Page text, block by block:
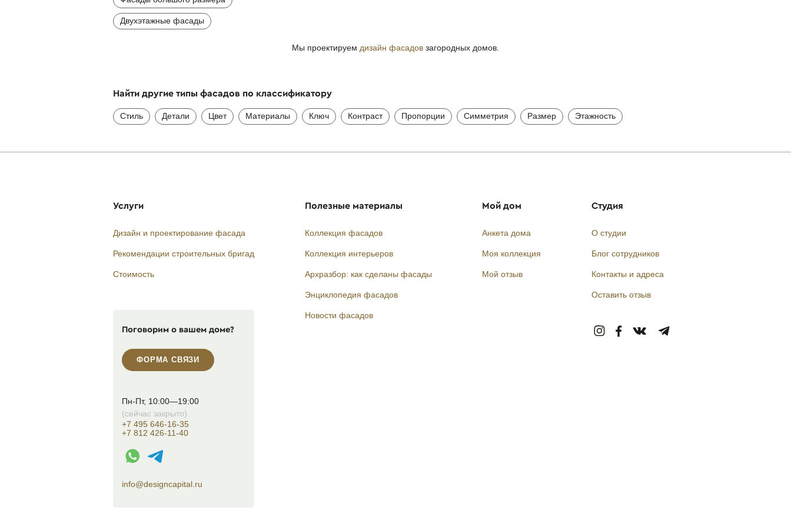
Двухэтажные фасады
Мы проектируем дизайн фасадов загородных домов.
Найти другие типы фасадов по классификатору
Стиль Детали Цвет Материалы Ключ Контраст Пропорции Симметрия Размер Этажность
Услуги
Дизайн и проектирование фасада
Рекомендации строительных бригад
Стоимость
Поговорим о вашем доме?
ФОРМА СВЯЗИ
Пн-Пт, 10:00—19:00
(сейчас закрыто)
+7 495 646-16-35
+7 812 426-11-40
WhatsApp контакт
Telegram контакт
info@designcapital.ru
Полезные материалы
Коллекция фасадов
Коллекция интерьеров
Архразбор: как сделаны фасады
Энциклопедия фасадов
Новости фасадов
Мой дом
Анкета дома
Моя коллекция
Мой отзыв
Студия
О студии
Блог сотрудников
Контакты и адреса
Оставить отзыв